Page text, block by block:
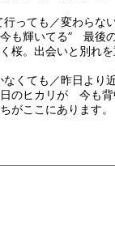
行っても／変わらな
も輝いてる” 最後
桜。出会いと別れ
くても／昨日より
のヒカリが 今も
がここにあります。